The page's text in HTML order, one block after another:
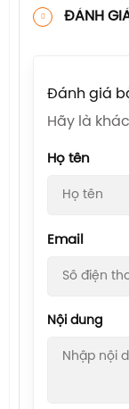
ĐÁNH
Đánh giá
Hãy là
Họ tên
Email
Nội dung